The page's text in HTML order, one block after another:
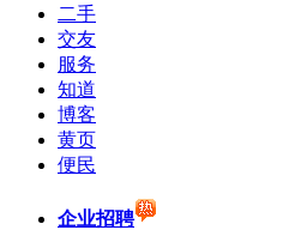
二手
交友
服务
知道
博客
黄页
便民
企业招聘